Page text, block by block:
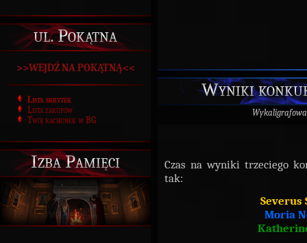
ul. Pokątna
>>WEJDŹ NA POKĄTNĄ<<
Lista skrytek
Lista zakupów
Twój rachunek w BG
Izba Pamięci
Wyniki
Czas na wyniki trzeciego
tak:
Severus
Moria